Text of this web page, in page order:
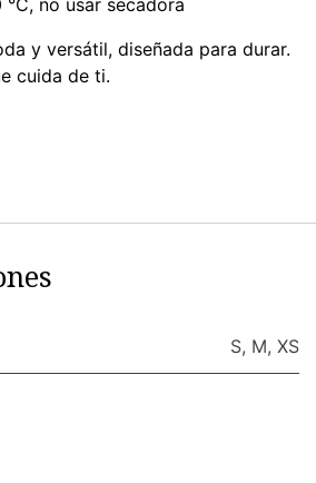
°C, no usar secadora
y versátil, diseñada para durar.
cuida de ti.
S, M, XS